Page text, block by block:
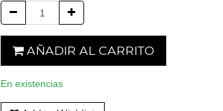
AÑADIR AL CARRITO
En existencias